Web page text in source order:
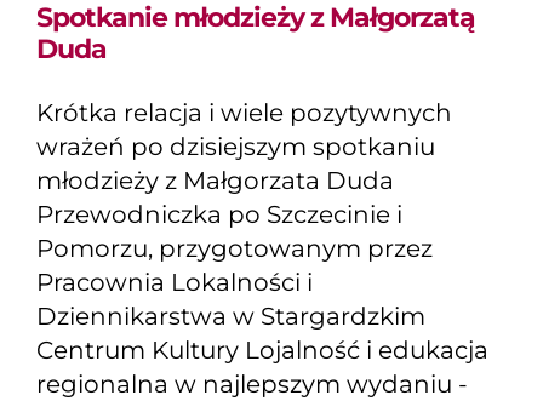
Spotkanie młodzieży z Małgorzatą
Duda
Krótka relacja i wiele pozytywnych
wrażeń po dzisiejszym spotkaniu
młodzieży z Małgorzata Duda
Przewodniczka po Szczecinie i
Pomorzu, przygotowanym przez
Pracownia Lokalności i
Dziennikarstwa w Stargardzkim
Centrum Kultury Lojalność i edukacja
regionalna w najlepszym wydaniu -